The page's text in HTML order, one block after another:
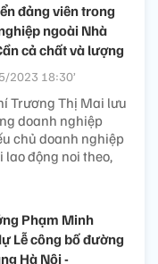
đảng viên trong
ngoài Nhà
cả chất và lượng
2023 18:30’
Trương Thị Mai lưu
doanh nghiệp
chủ doanh nghiệp
lao động noi theo,
Phạm Minh
Lễ công bố đường
Hà Nội -